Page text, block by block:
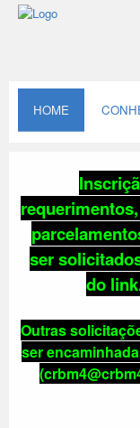
HOME
ser
do link
Outras
ser